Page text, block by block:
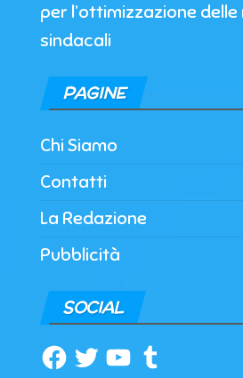
per l’ottimizzazione
sindacali
PAGINE
Chi Siamo
Contatti
La Redazione
Pubblicità
SOCIAL
Facebook
TwitterYouTubeTumblr